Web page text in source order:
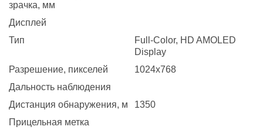
зрачка, мм
Дисплей
Тип
Full-Color, HD AMOLED
Display
Разрешение, пикселей
1024x768
Дальность наблюдения
Дистанция обнаружения, м
1350
Прицельная метка